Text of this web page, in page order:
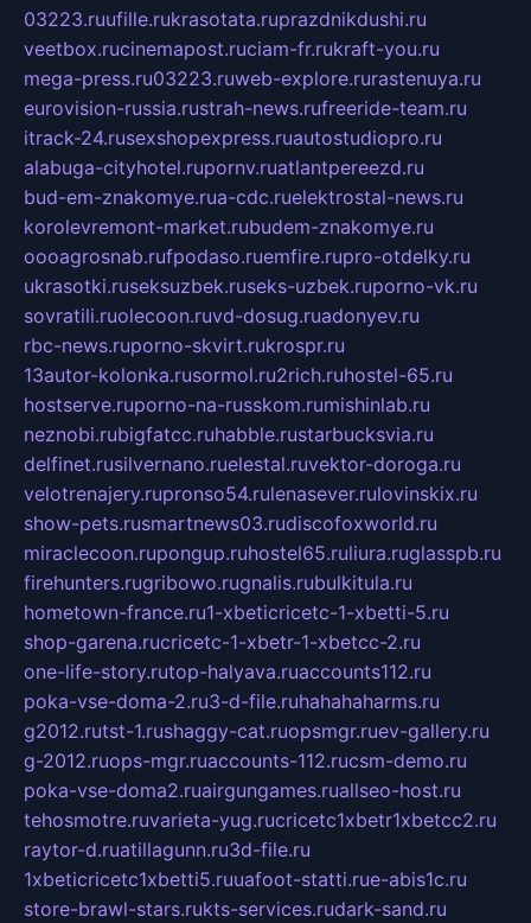
03223.ruufille.rukrasotata.ruprazdnikdushi.ru
veetbox.rucinemapost.ruciam-fr.rukraft-you.ru
mega-press.ru03223.ruweb-explore.rurastenuya.ru
eurovision-russia.rustrah-news.rufreeride-team.ru
itrack-24.rusexshopexpress.ruautostudiopro.ru
alabuga-cityhotel.rupornv.ruatlantpereezd.ru
bud-em-znakomye.rua-cdc.ruelektrostal-news.ru
korolevremont-market.rubudem-znakomye.ru
oooagrosnab.rufpodaso.ruemfire.rupro-otdelky.ru
ukrasotki.ruseksuzbek.ruseks-uzbek.ruporno-vk.ru
sovratili.ruolecoon.ruvd-dosug.ruadonyev.ru
rbc-news.ruporno-skvirt.rukrospr.ru
13autor-kolonka.rusormol.ru2rich.ruhostel-65.ru
hostserve.ruporno-na-russkom.rumishinlab.ru
neznobi.rubigfatcc.ruhabble.rustarbucksvia.ru
delfinet.rusilvernano.ruelestal.ruvektor-doroga.ru
velotrenajery.rupronso54.rulenasever.rulovinskix.ru
show-pets.rusmartnews03.rudiscofoxworld.ru
miraclecoon.rupongup.ruhostel65.ruliura.ruglasspb.ru
firehunters.rugribowo.rugnalis.rubulkitula.ru
hometown-france.ru1-xbeticricetc-1-xbetti-5.ru
shop-garena.rucricetc-1-xbetr-1-xbetcc-2.ru
one-life-story.rutop-halyava.ruaccounts112.ru
poka-vse-doma-2.ru3-d-file.ruhahahaharms.ru
g2012.rutst-1.rushaggy-cat.ruopsmgr.ruev-gallery.ru
g-2012.ruops-mgr.ruaccounts-112.rucsm-demo.ru
poka-vse-doma2.ruairgungames.ruallseo-host.ru
tehosmotre.ruvarieta-yug.rucricetc1xbetr1xbetcc2.ru
raytor-d.ruatillagunn.ru3d-file.ru
1xbeticricetc1xbetti5.ruuafoot-statti.rue-abis1c.ru
store-brawl-stars.rukts-services.rudark-sand.ru